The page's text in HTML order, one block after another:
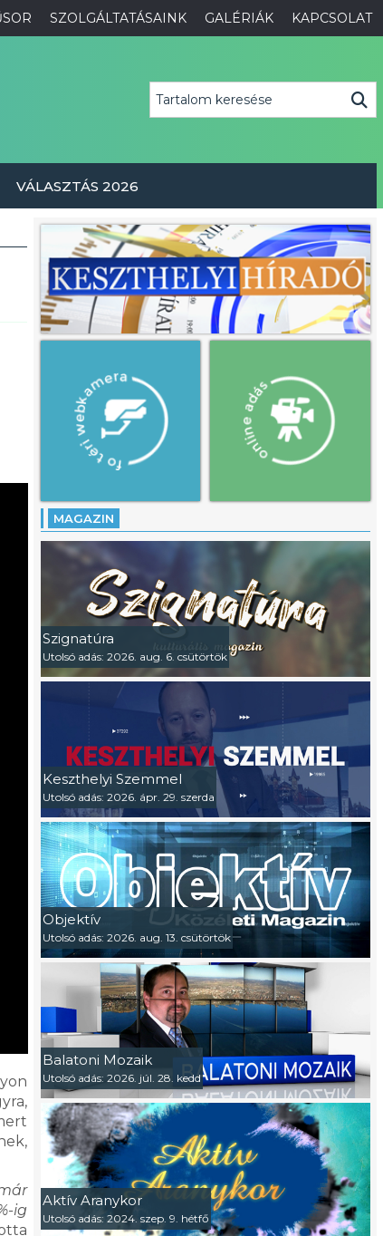
SZOLGÁLTATÁSAINK GALÉRIÁK KAPCSOLAT
VÁLASZTÁS 2026
ig
MAGAZIN
Szignatúra
Utolsó adás: 2026. aug. 6. csütörtök
Keszthelyi Szemmel
Utolsó adás: 2026. ápr. 29. szerda
Objektív
Utolsó adás: 2026. aug. 13. csütörtök
Balatoni Mozaik
Utolsó adás: 2026. júl. 28. kedd
Aktív Aranykor
Utolsó adás: 2024. szep. 9. hétfő